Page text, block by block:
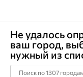
Главная Каталог
Часы,
Не удалось
ваш город,
нужный из